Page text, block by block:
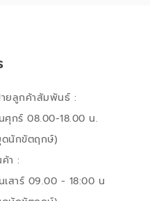
ายลูกค้าสัมพันธ์ :
กร์ 08.00-18.00 น.
นักขัตฤกษ์)
า :
สาร์ 09.00 - 18:00 น